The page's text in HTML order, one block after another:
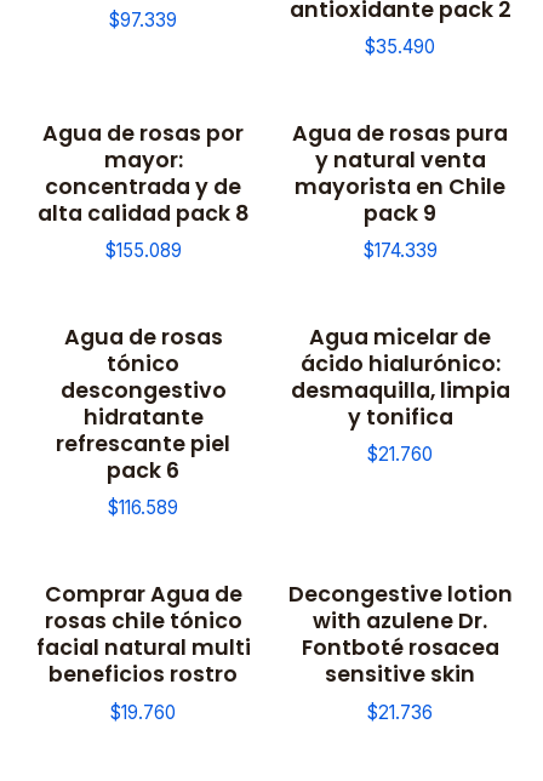
$97.339
antioxidante pack 2
$35.490
Agua de rosas por
mayor:
concentrada y de
alta calidad pack 8
$155.089
Agua de rosas pura
y natural venta
mayorista en Chile
pack 9
$174.339
Agua de rosas
tónico
descongestivo
hidratante
refrescante piel
pack 6
$116.589
Agua micelar de
ácido hialurónico:
desmaquilla, limpia
y tonifica
$21.760
Comprar Agua de
rosas chile tónico
facial natural multi
beneficios rostro
$19.760
Decongestive lotion
with azulene Dr.
Fontboté rosacea
sensitive skin
$21.736